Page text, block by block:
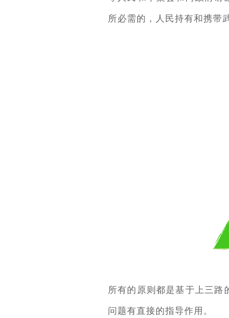
所必需的，人民持有和携带
所有的原则都是基于上三路
问题有直接的指导作用。